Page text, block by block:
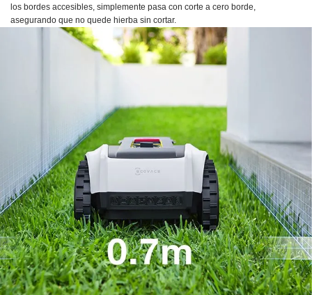
los bordes accesibles, simplemente pasa con corte a cero borde,
asegurando que no quede hierba sin cortar.